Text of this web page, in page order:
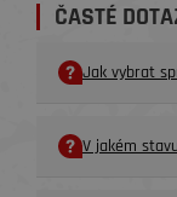
ČASTÉ
Jak vybrat
V jakém